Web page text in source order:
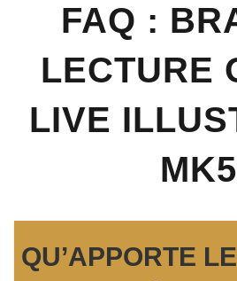
FAQ :
LECTURE
LIVE
MK5
QU’APPORTE